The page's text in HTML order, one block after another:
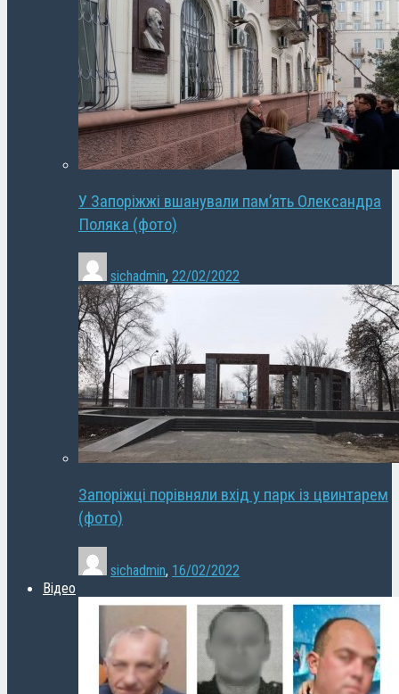
У Запоріжжі вшанували пам’ять Олександра
Поляка (фото)
sichadmin, 22/02/2022
Запоріжці порівняли вхід у парк із цвинтарем
(фото)
sichadmin, 16/02/2022
Відео